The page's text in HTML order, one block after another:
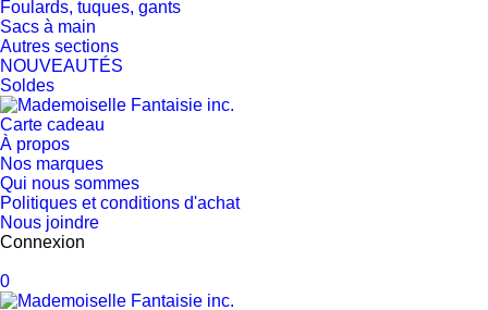
Foulards, tuques, gants
Sacs à main
Autres sections
NOUVEAUTÉS
Soldes
Carte cadeau
À propos
Nos marques
Qui nous sommes
Politiques et conditions d'achat
Nous joindre
Connexion
0